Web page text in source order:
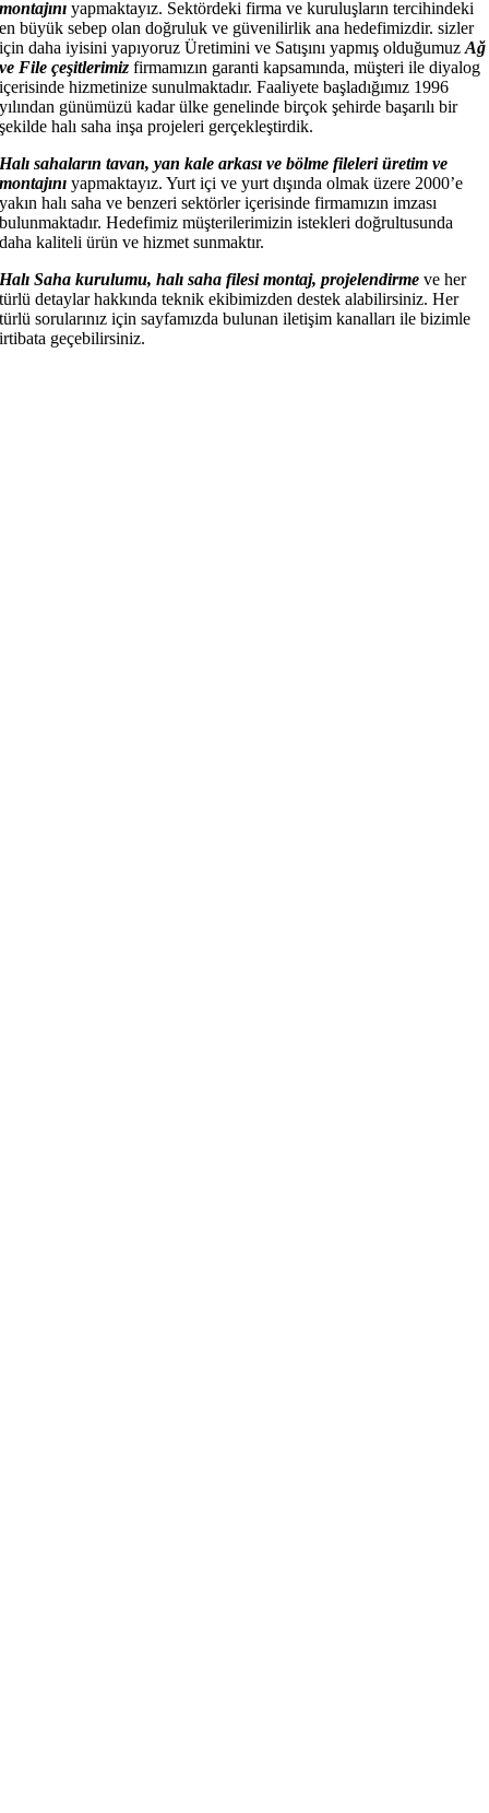
montajınıyapmaktayız. Sektördeki firma ve kuruluşların tercihindeki
en büyük sebep olan doğruluk ve güvenilirlik ana hedefimizdir. sizler
için daha iyisini yapıyoruz Üretimini ve Satışını yapmış olduğumuzAğ
ve File çeşitlerimiz firmamızın garanti kapsamında, müşteri ile diyalog
içerisinde hizmetinize sunulmaktadır. Faaliyete başladığımız 1996
yılından günümüzü kadar ülke genelinde birçok şehirde başarılı bir
şekilde halı saha inşa projeleri gerçekleştirdik.
Halı sahaların tavan, yan kale arkası ve bölme fileleri üretim ve
montajınıyapmaktayız. Yurt içi ve yurt dışında olmak üzere 2000’e
yakın halı saha ve benzeri sektörler içerisinde firmamızın imzası
bulunmaktadır. Hedefimiz müşterilerimizin istekleri doğrultusunda
daha kaliteli ürün ve hizmet sunmaktır.
Halı Saha kurulumu, halı saha filesi montaj, projelendirme ve her
türlü detaylar hakkında teknik ekibimizden destek alabilirsiniz. Her
türlü sorularınız için sayfamızda bulunan iletişim kanalları ile bizimle
irtibata geçebilirsiniz.